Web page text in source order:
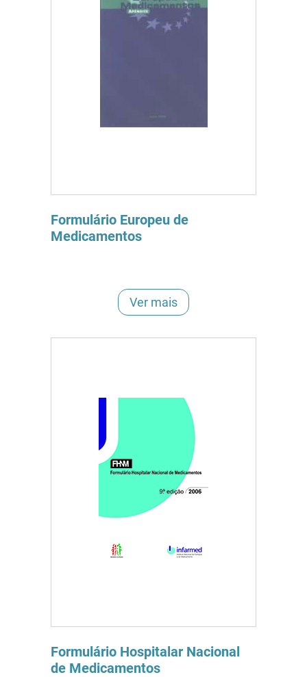
Formulário Europeu de
Medicamentos
Ver mais
Formulário Hospitalar Nacional
de Medicamentos